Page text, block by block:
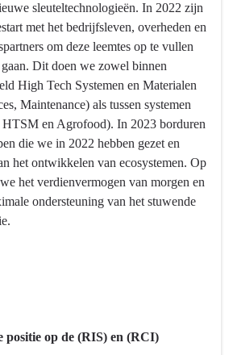
sleuteltechnologieën. In 2022 zijn
met het bedrijfsleven, overheden en
om deze leemtes op te vullen
gaan. Dit doen we zowel binnen
High Tech Systemen en Materialen
Maintenance) als tussen systemen
HTSM en Agrofood). In 2023 borduren
die we in 2022 hebben gezet en
het ontwikkelen van ecosystemen. Op
het verdienvermogen van morgen en
ondersteuning van het stuwende
op de (RIS) en (RCI)